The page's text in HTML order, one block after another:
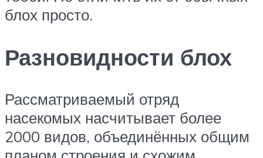
блох просто.
Разновидности блох
Рассматриваемый отряд
насекомых насчитывает более
2000 видов, объединённых общим